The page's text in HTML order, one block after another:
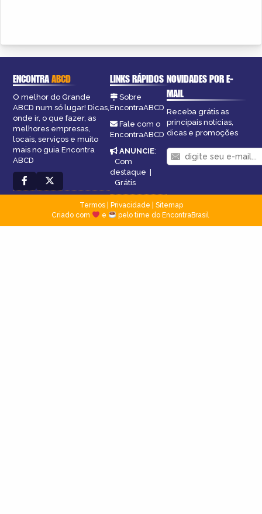
ENCONTRAABCD
O melhor do Grande
ABCD num só lugar! Dicas,
onde ir, o que fazer, as
melhores empresas,
locais, serviços e muito
mais no guia Encontra
ABCD
LINKS RÁPIDOS
Sobre
EncontraABCD
Fale com o
EncontraABCD
ANUNCIE:
Com
destaque |
Grátis
NOVIDADES POR E-
MAIL
Receba grátis as
principais notícias,
dicas e promoções
Termos| Privacidade
Sitemap
Criado com
e pelo time do EncontraBrasil